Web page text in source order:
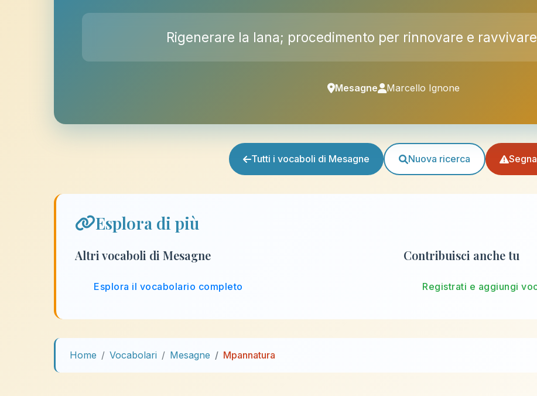
Rigenerare la lana; procedimento per rinnovare e
Mesagne Marcello Ignone
Tutti i vocaboli di Mesagne Nuova ricerca
Esplora di più
Altri vocaboli di Mesagne
Esplora il vocabolario completo
Contribuisci anche tu
Registrati e aggiungi
Home Vocabolari Mesagne Mpannatura